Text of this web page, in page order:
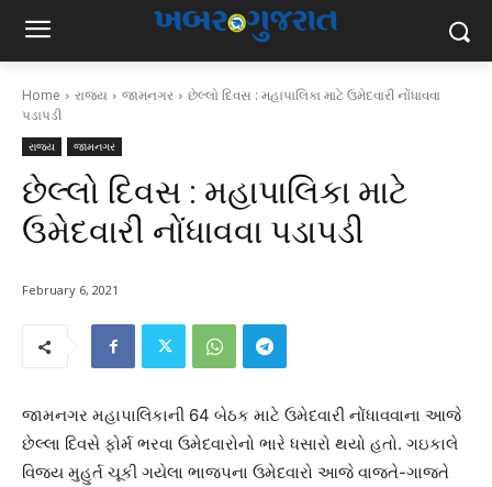
Home રાજ્ય જામનગર
છેલ્લો દિવસ : મહાપાલિકા માટે ઉમેદવારી નોંધાવવા
પડાપડી
રાજ્ય જામનગર
છેલ્લો દિવસ : મહાપાલિકા માટે
ઉમેદવારી નોંધાવવા પડાપડી
February 6, 2021
જામનગર મહાપાલિકાની 64 બેઠક માટે ઉમેદવારી નોંધાવવાના આજે
છેલ્લા દિવસે ફોર્મ ભરવા ઉમેદવારોનો ભારે ધસારો થયો હતો. ગઇકાલે
વિજય મુહુર્ત ચૂકી ગયેલા ભાજપના ઉમેદવારો આજે વાજતે-ગાજતે